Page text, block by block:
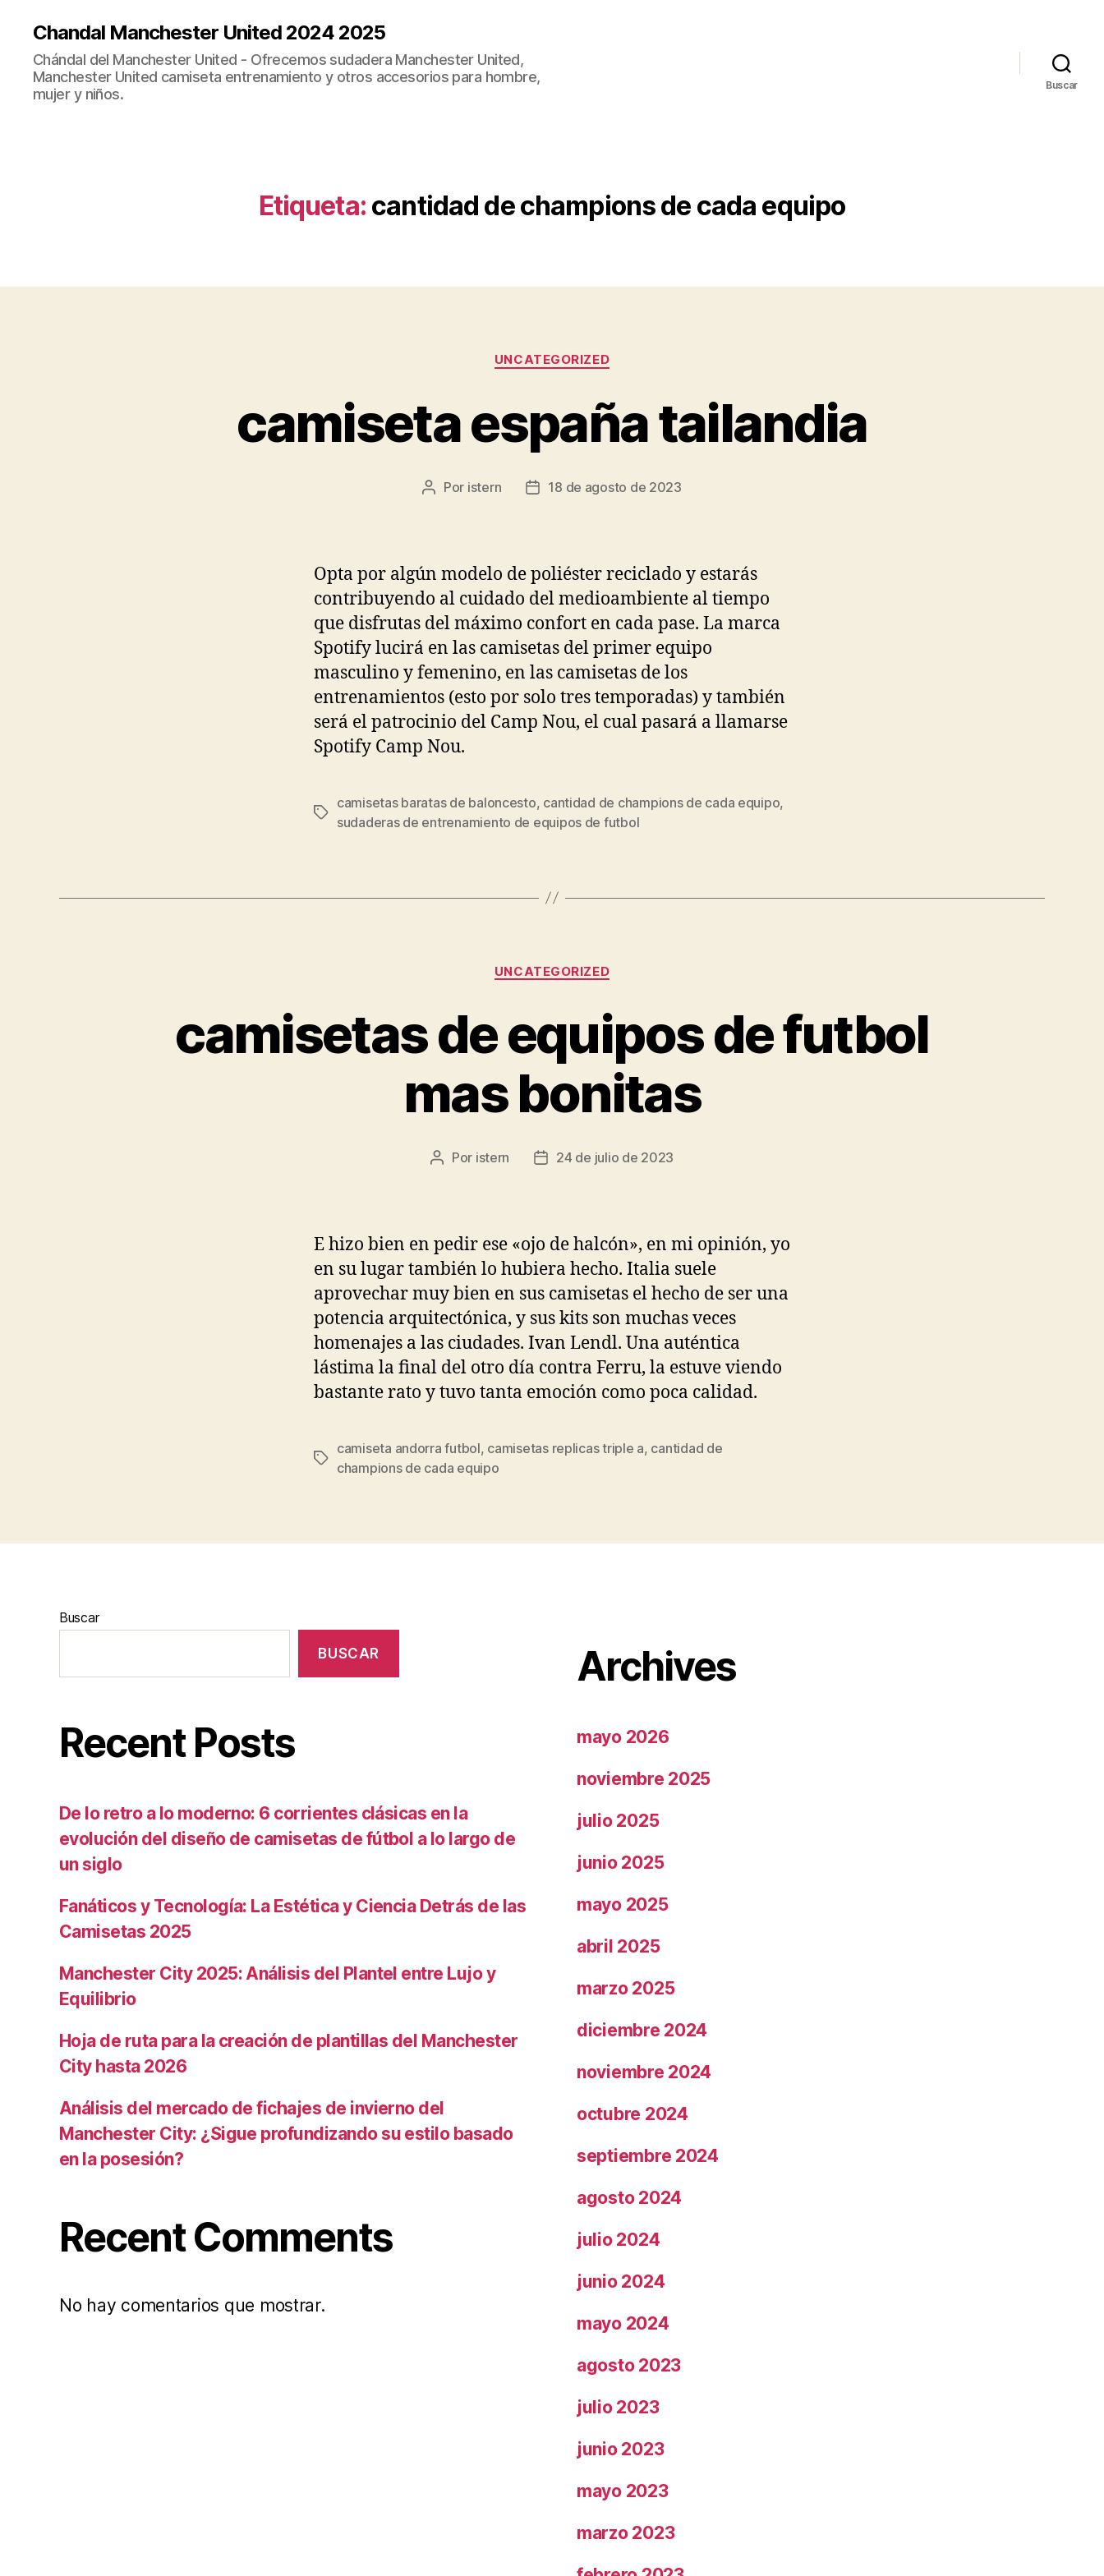
Chandal Manchester United 2024 2025
Chándal del Manchester United - Ofrecemos sudadera Manchester United,
Manchester United camiseta entrenamiento y otros accesorios para hombre,
mujer y niños.
Buscar
Etiqueta: cantidad de champions de cada equipo
Categorías
UNCATEGORIZED
camiseta españa tailandia
Autor
Por istern
Fecha18 de agosto de 2023
Opta por algún modelo de poliéster reciclado y estarás
contribuyendo al cuidado del medioambiente al tiempo
que disfrutas del máximo confort en cada pase. La marca
Spotify lucirá en las camisetas del primer equipo
masculino y femenino, en las camisetas de los
entrenamientos (esto por solo tres temporadas) y también
será el patrocinio del Camp Nou, el cual pasará a llamarse
Spotify Camp Nou.
Etiquetas
camisetas baratas de baloncesto, cantidad de champions de cada equipo,
sudaderas de entrenamiento de equipos de futbol
Categorías
UNCATEGORIZED
camisetas de equipos de futbol
mas bonitas
Autor
Por istern
Fecha24 de julio de 2023
E hizo bien en pedir ese «ojo de halcón», en mi opinión, yo
en su lugar también lo hubiera hecho. Italia suele
aprovechar muy bien en sus camisetas el hecho de ser una
potencia arquitectónica, y sus kits son muchas veces
homenajes a las ciudades. Ivan Lendl. Una auténtica
lástima la final del otro día contra Ferru, la estuve viendo
bastante rato y tuvo tanta emoción como poca calidad.
Etiquetas
camiseta andorra futbol, camisetas replicas triple a, cantidad de
champions de cada equipo
Buscar
BUSCAR
Recent Posts
De lo retro a lo moderno: 6 corrientes clásicas en la
evolución del diseño de camisetas de fútbol a lo largo de
un siglo
Fanáticos y Tecnología: La Estética y Ciencia Detrás de las
Camisetas 2025
Manchester City 2025: Análisis del Plantel entre Lujo y
Equilibrio
Hoja de ruta para la creación de plantillas del Manchester
City hasta 2026
Análisis del mercado de fichajes de invierno del
Manchester City: ¿Sigue profundizando su estilo basado
en la posesión?
Recent Comments
No hay comentarios que mostrar.
Archives
mayo 2026
noviembre 2025
julio 2025
junio 2025
mayo 2025
abril 2025
marzo 2025
diciembre 2024
noviembre 2024
octubre 2024
septiembre 2024
agosto 2024
julio 2024
junio 2024
mayo 2024
agosto 2023
julio 2023
junio 2023
mayo 2023
marzo 2023